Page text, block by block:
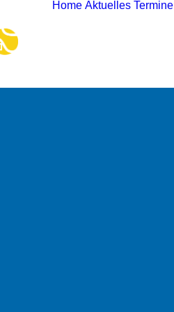
Home Aktuelles Termine